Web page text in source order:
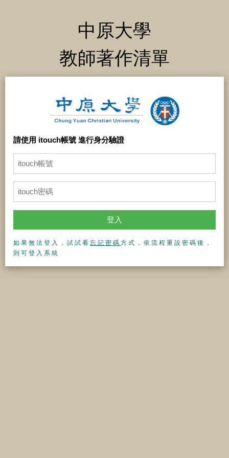
中原大學
教師著作清單
請使用 itouch帳號 進行身分驗證
登入
如果無法登入，試試看 忘記密碼 方式，依流程重設密碼後，
則可登入系統